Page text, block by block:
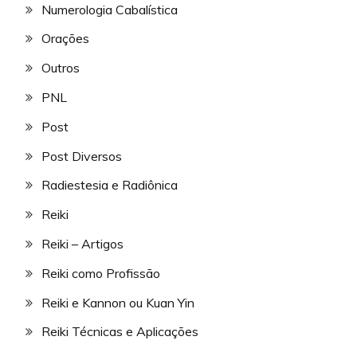
Numerologia Cabalística
Orações
Outros
PNL
Post
Post Diversos
Radiestesia e Radiônica
Reiki
Reiki – Artigos
Reiki como Profissão
Reiki e Kannon ou Kuan Yin
Reiki Técnicas e Aplicações